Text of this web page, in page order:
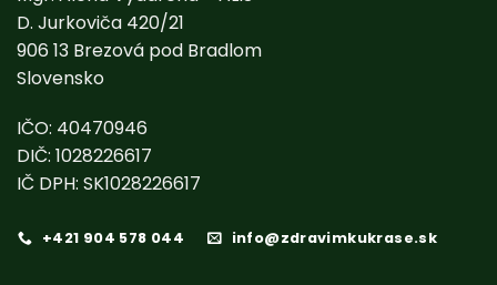
D. Jurkoviča 420/21
906 13 Brezová pod Bradlom
Slovensko
IČO: 40470946
DIČ: 1028226617
IČ DPH: SK1028226617
+421 904 578 044 info@zdravimkukrase.sk